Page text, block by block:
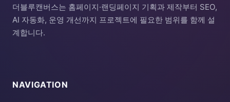
더블루캔버스는 홈페이지·랜딩페이지 기획과 제작부터 SEO,
AI 자동화, 운영 개선까지 프로젝트에 필요한 범위를 함께 설
계합니다.
NAVIGATION